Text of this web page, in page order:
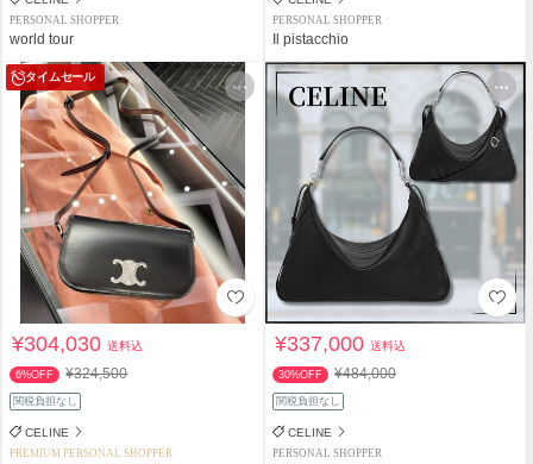
PERSONAL SHOPPER
world tour
PERSONAL SHOPPER
Il pistacchio
タイムセール
¥304,030送料込
6%OFF ¥324,500
関税負担なし
CELINE
PREMIUM PERSONAL SHOPPER
¥337,000送料込
30%OFF ¥484,000
関税負担なし
CELINE
PERSONAL SHOPPER